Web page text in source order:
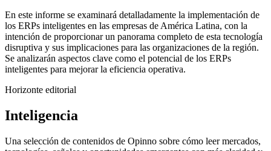
En este informe se examinará detalladamente la implementación de
los ERPs inteligentes en las empresas de América Latina, con la
intención de proporcionar un panorama completo de esta tecnología
disruptiva y sus implicaciones para las organizaciones de la región.
Se analizarán aspectos clave como el potencial de los ERPs
inteligentes para mejorar la eficiencia operativa.
Horizonte editorial
Inteligencia
Una selección de contenidos de Opinno sobre cómo leer mercados,